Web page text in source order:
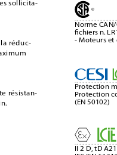
sollicita-
réduc-
résistan-
Norme
ﬁchiers n.
- Moteurs et
Protection
Protection
(EN 50102)
II 2 D, tD